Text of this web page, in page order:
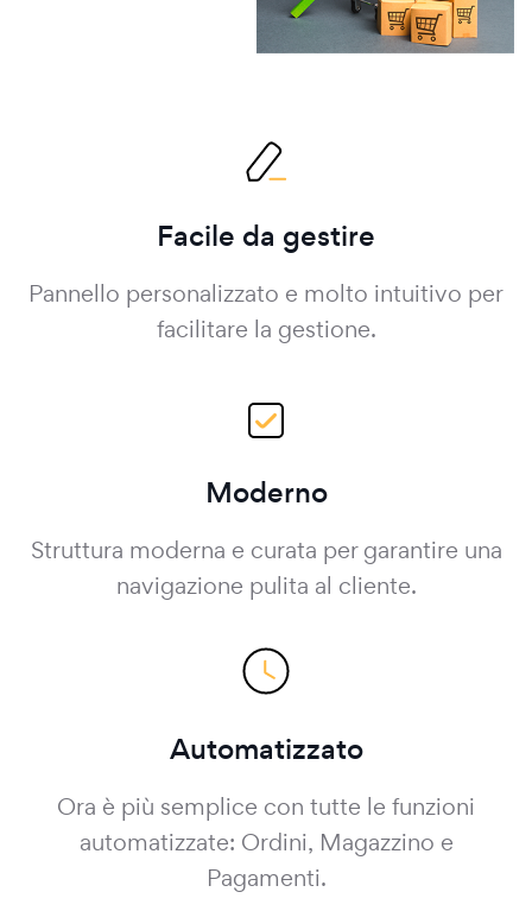
Facile da gestire
Pannello personalizzato e molto intuitivo per
facilitare la gestione.
Moderno
Struttura moderna e curata per garantire una
navigazione pulita al cliente.
Automatizzato
Ora è più semplice con tutte le funzioni
automatizzate: Ordini, Magazzino e
Pagamenti.